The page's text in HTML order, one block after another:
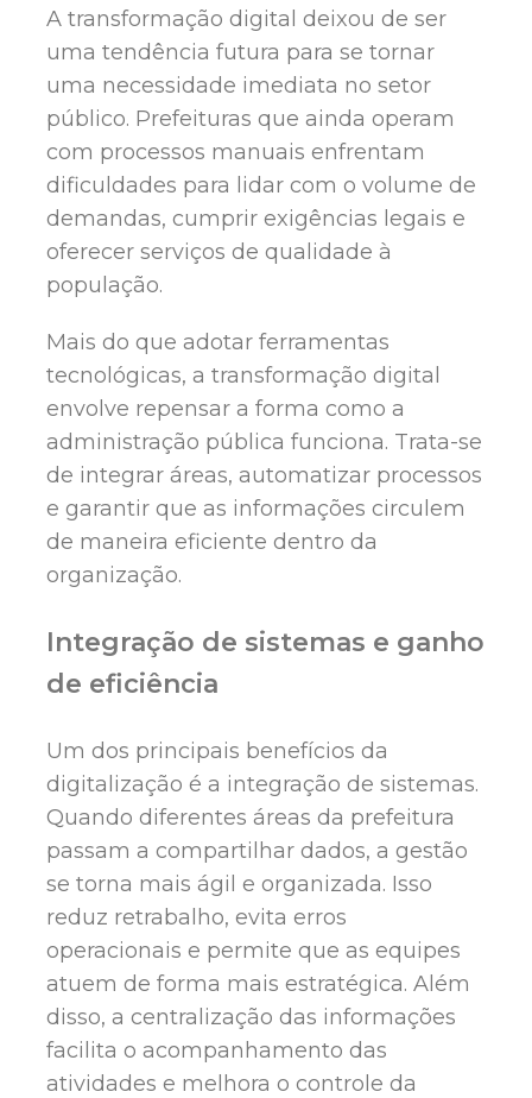
A transformação digital deixou de ser
uma tendência futura para se tornar
uma necessidade imediata no setor
público. Prefeituras que ainda operam
com processos manuais enfrentam
dificuldades para lidar com o volume de
demandas, cumprir exigências legais e
oferecer serviços de qualidade à
população.
Mais do que adotar ferramentas
tecnológicas, a transformação digital
envolve repensar a forma como a
administração pública funciona. Trata-se
de integrar áreas, automatizar processos
e garantir que as informações circulem
de maneira eficiente dentro da
organização.
Integração de sistemas e ganho
de eficiência
Um dos principais benefícios da
digitalização é a integração de sistemas.
Quando diferentes áreas da prefeitura
passam a compartilhar dados, a gestão
se torna mais ágil e organizada. Isso
reduz retrabalho, evita erros
operacionais e permite que as equipes
atuem de forma mais estratégica. Além
disso, a centralização das informações
facilita o acompanhamento das
atividades e melhora o controle da